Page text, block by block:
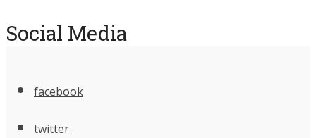
Social Media
facebook
twitter